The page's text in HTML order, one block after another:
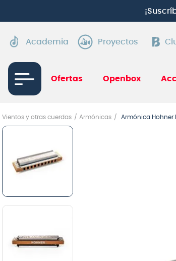
Aprovecha cuotas sin
Academia Proyectos
Ofertas Openbox
Vientos y otras cuerdas Armónicas Armónica Hohner